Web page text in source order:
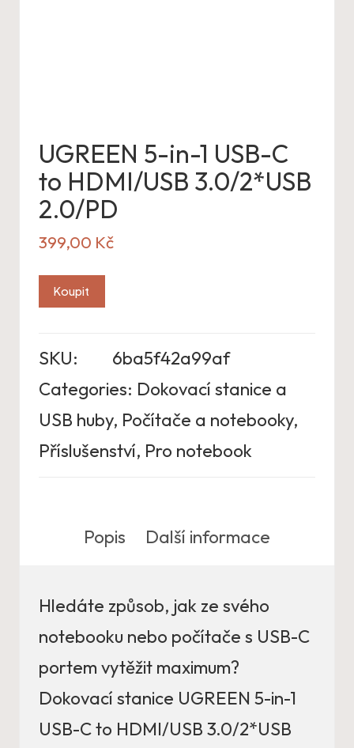
UGREEN 5-in-1 USB-C
to HDMI/USB 3.0/2*USB
2.0/PD
399,00 Kč
Koupit
SKU:
6ba5f42a99af
Categories: Dokovací stanice a
USB huby, Počítače a notebooky,
Příslušenství, Pro notebook
Popis Další informace
Hledáte způsob, jak ze svého
notebooku nebo počítače s USB-C
portem vytěžit maximum?
Dokovací stanice UGREEN 5-in-1
USB-C to HDMI/USB 3.0/2*USB